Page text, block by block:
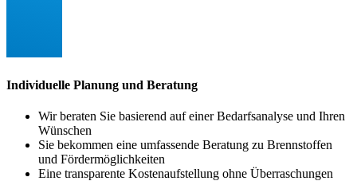
Individuelle Planung und Beratung
Wir beraten Sie basierend auf einer Bedarfsanalyse und Ihren
Wünschen
Sie bekommen eine umfassende Beratung zu Brennstoffen
und Fördermöglichkeiten
Eine transparente Kostenaufstellung ohne Überraschungen